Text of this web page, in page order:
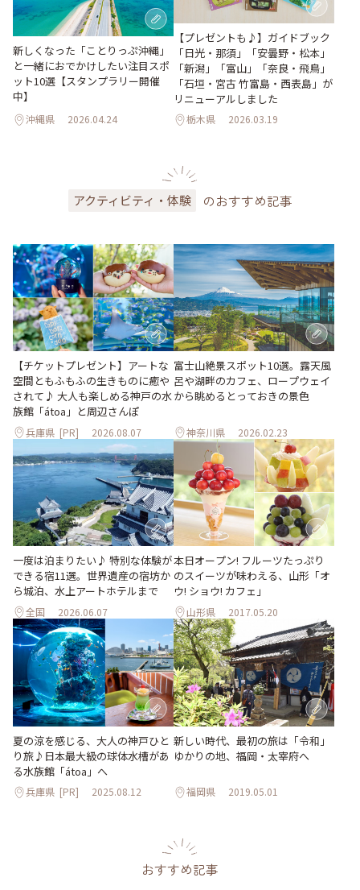
新しくなった「ことりっぷ沖縄」
と一緒におでかけしたい注目スポ
ット10選【スタンプラリー開催
中】
沖縄県 2026.04.24
【プレゼントも♪】ガイドブック
「日光・那須」「安曇野・松本」
「新潟」「富山」「奈良・飛鳥」
「石垣・宮古 竹富島・西表島」が
リニューアルしました
栃木県 2026.03.19
アクティビティ・体験 のおすすめ記事
【チケットプレゼント】アートな
空間ともふもふの生きものに癒や
されて♪ 大人も楽しめる神戸の水
族館「átoa」と周辺さんぽ
兵庫県 [PR] 2026.08.07
富士山絶景スポット10選。露天風
呂や湖畔のカフェ、ロープウェイ
から眺めるとっておきの景色
神奈川県 2026.02.23
一度は泊まりたい♪ 特別な体験が
できる宿11選。世界遺産の宿坊か
ら城泊、水上アートホテルまで
全国 2026.06.07
本日オープン! フルーツたっぷり
のスイーツが味わえる、山形「オ
ウ! ショウ! カフェ」
山形県 2017.05.20
夏の涼を感じる、大人の神戸ひと
り旅♪日本最大級の球体水槽があ
る水族館「átoa」へ
兵庫県 [PR] 2025.08.12
新しい時代、最初の旅は「令和」
ゆかりの地、福岡・太宰府へ
福岡県 2019.05.01
おすすめ記事